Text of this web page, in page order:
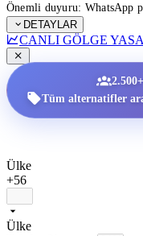
Önemli duyuru: WhatsApp
DETAYLAR
CANLI GÖLGE
Tüm alternatifler
Ülke
+56
Ülke